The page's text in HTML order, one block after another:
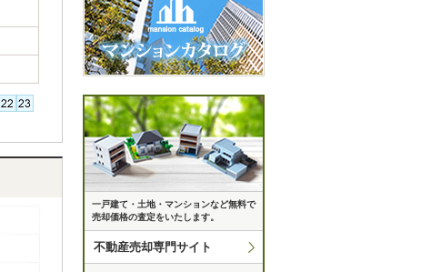
一戸建て・土地・マンションなど無料で
売却価格の査定をいたします。
不動産売却専門サイト